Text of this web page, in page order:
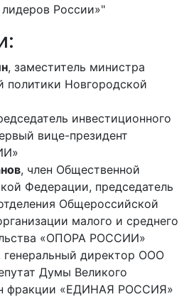
России»"
, заместитель министра
политики Новгородской
инвестиционного
вице-президент
, член Общественной
Федерации, председатель
Общероссийской
малого и среднего
«ОПОРА РОССИИ»
генеральный директор ООО
Думы Великого
фракции «ЕДИНАЯ РОССИЯ»